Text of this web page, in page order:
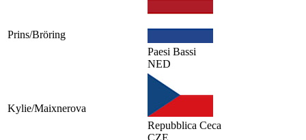
Prins/Bröring
Paesi Bassi
NED
Kylie/Maixnerova
Repubblica Ceca
CZE